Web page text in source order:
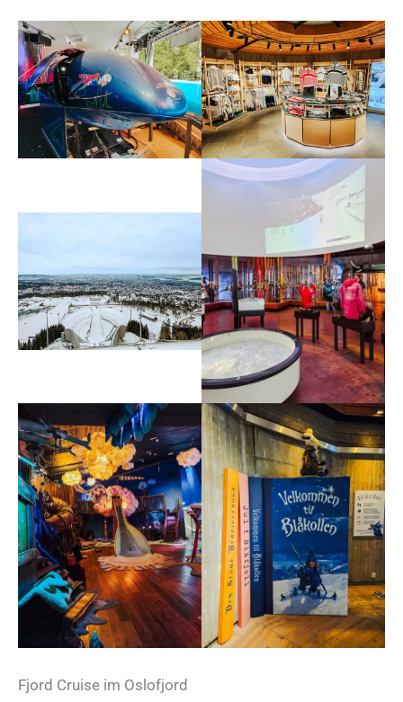
Fjord Cruise im Oslofjord